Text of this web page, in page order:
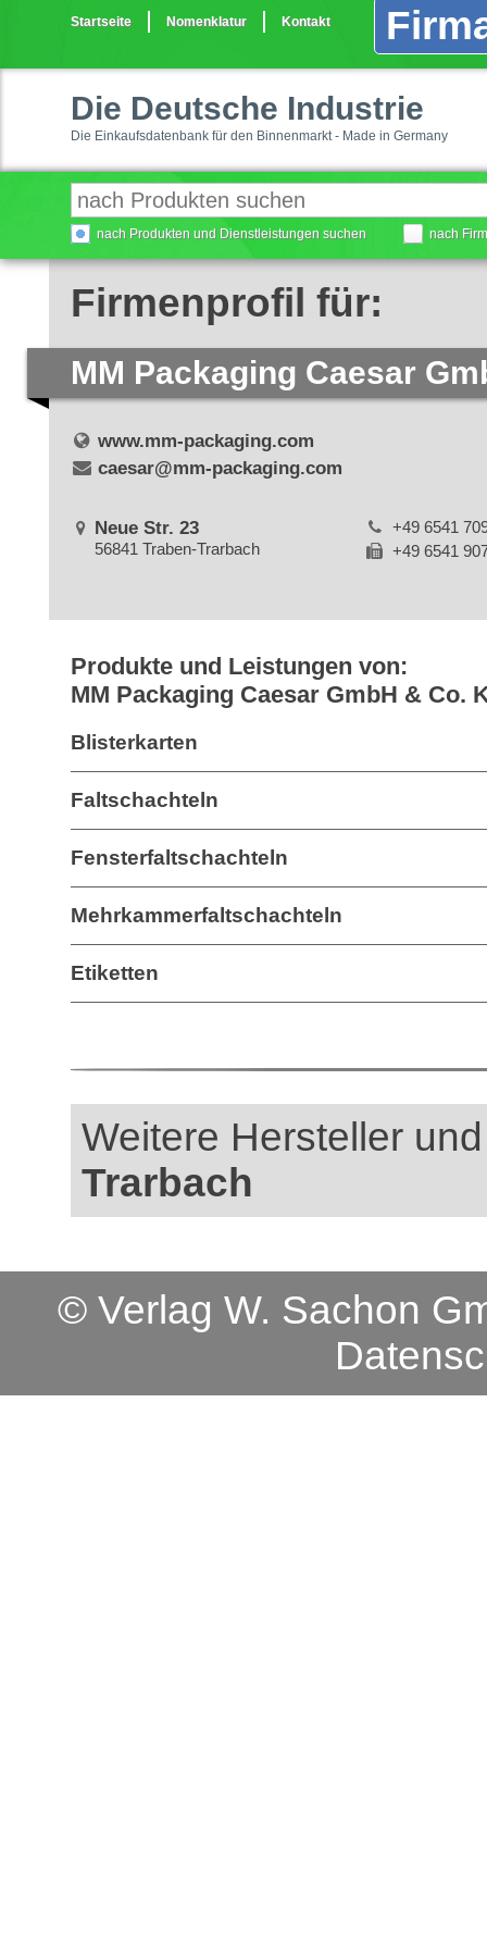
Startseite Nomenklatur Kontakt
Die Deutsche Industrie
Die Einkaufsdatenbank für den Binnenmarkt - Made in Germany
nach Produkten und Dienstleistungen suchen nach
Firmenprofil für:
MM Packaging Caesar
www.mm-packaging.com
caesar@mm-packaging.com
Neue Str. 23
56841 Traben-Trarbach
+49 6541
+49 6541
Produkte und Leistungen von:
MM Packaging Caesar GmbH & Co.
Blisterkarten
Faltschachteln
Fensterfaltschachteln
Mehrkammerfaltschachteln
Etiketten
Weitere Hersteller
Trarbach
© Verlag W. Sachon